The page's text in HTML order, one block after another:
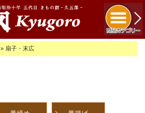
» 扇子・末広